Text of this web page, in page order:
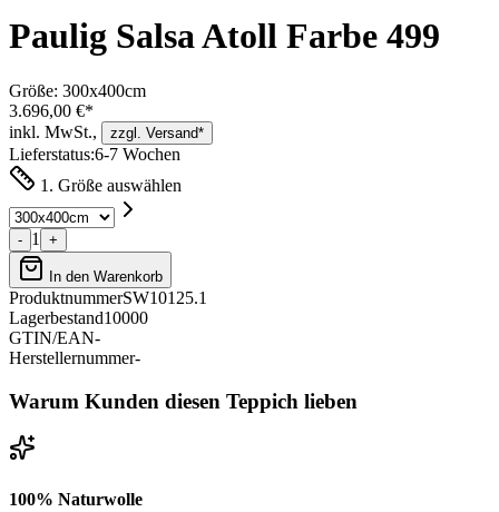
Paulig Salsa Atoll Farbe 499
Größe: 300x400cm
3.696,00 €*
inkl. MwSt.,
zzgl. Versand*
Lieferstatus:6-7 Wochen
1. Größe auswählen
- 1 +
In den Warenkorb
ProduktnummerSW10125.1
Lagerbestand10000
GTIN/EAN-
Herstellernummer-
Warum Kunden diesen Teppich lieben
100% Naturwolle